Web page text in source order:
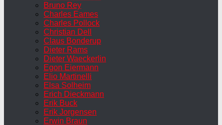
Bruno Rey
Charles Eames
Charles Pollock
Christian Dell
Claus Bonderup
Dieter Rams
Dieter Waeckerlin
Egon Eiermann
Elio Martinelli
Elsa Solheim
Erich Dieckmann
Erik Buck
Erik Jorgensen
Erwin Braun